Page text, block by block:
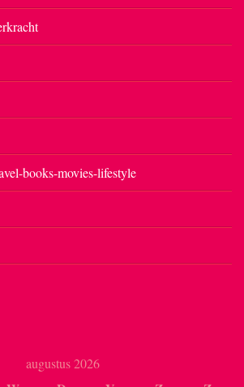
books-movies-lifestyle
augustus 2026